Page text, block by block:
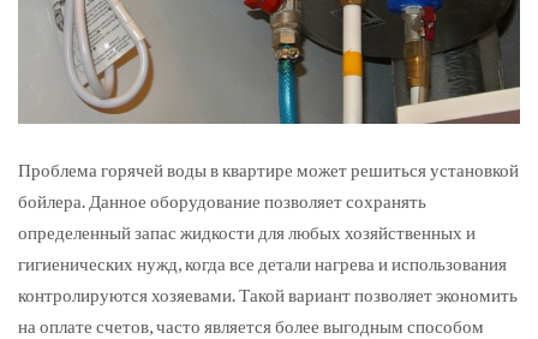
Проблема горячей воды в квартире может решиться установкой
бойлера. Данное оборудование позволяет сохранять
определенный запас жидкости для любых хозяйственных и
гигиенических нужд, когда все детали нагрева и использования
контролируются хозяевами. Такой вариант позволяет экономить
на оплате счетов, часто является более выгодным способом